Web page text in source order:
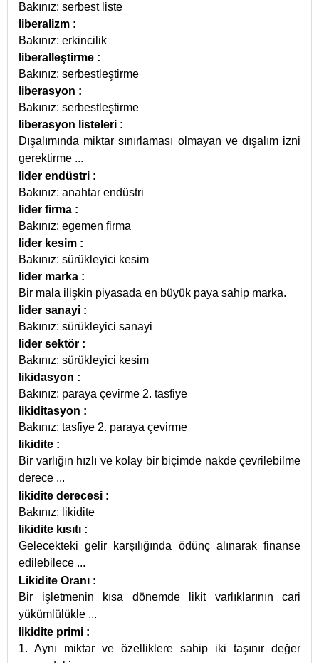
Bakınız: serbest liste
liberalizm :
Bakınız: erkincilik
liberalleştirme :
Bakınız: serbestleştirme
liberasyon :
Bakınız: serbestleştirme
liberasyon listeleri :
Dışalımında miktar sınırlaması olmayan ve dışalım izni
gerektirme ...
lider endüstri :
Bakınız: anahtar endüstri
lider firma :
Bakınız: egemen firma
lider kesim :
Bakınız: sürükleyici kesim
lider marka :
Bir mala ilişkin piyasada en büyük paya sahip marka.
lider sanayi :
Bakınız: sürükleyici sanayi
lider sektör :
Bakınız: sürükleyici kesim
likidasyon :
Bakınız: paraya çevirme 2. tasfiye
likiditasyon :
Bakınız: tasfiye 2. paraya çevirme
likidite :
Bir varlığın hızlı ve kolay bir biçimde nakde çevrilebilme
derece ...
likidite derecesi :
Bakınız: likidite
likidite kısıtı :
Gelecekteki gelir karşılığında ödünç alınarak finanse
edilebilece ...
Likidite Oranı :
Bir işletmenin kısa dönemde likit varlıklarının cari
yükümlülükle ...
likidite primi :
1. Aynı miktar ve özelliklere sahip iki taşınır değer